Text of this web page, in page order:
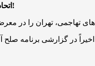
اتحادیه اروپا: ایران فورا به برجام بازگردد!